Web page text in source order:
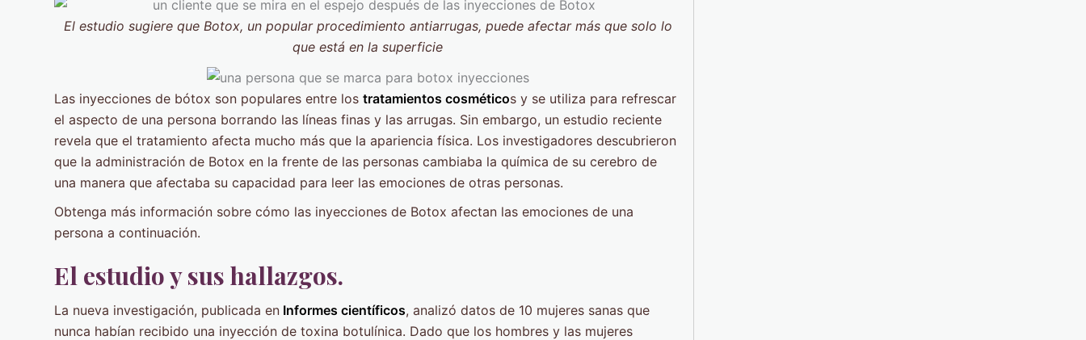
El estudio sugiere que Botox, un popular procedimiento antiarrugas, puede afectar más que solo lo
que está en la superficie
Las inyecciones de bótox son populares entre los tratamientos cosméticos y se utiliza para refrescar
el aspecto de una persona borrando las líneas finas y las arrugas. Sin embargo, un estudio reciente
revela que el tratamiento afecta mucho más que la apariencia física. Los investigadores descubrieron
que la administración de Botox en la frente de las personas cambiaba la química de su cerebro de
una manera que afectaba su capacidad para leer las emociones de otras personas.
Obtenga más información sobre cómo las inyecciones de Botox afectan las emociones de una
persona a continuación.
El estudio y sus hallazgos.
La nueva investigación, publicada en Informes científicos, analizó datos de 10 mujeres sanas que
nunca habían recibido una inyección de toxina botulínica. Dado que los hombres y las mujeres